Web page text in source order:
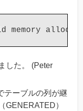
した。 (Peter
テーブルの列が継
GENERATED）